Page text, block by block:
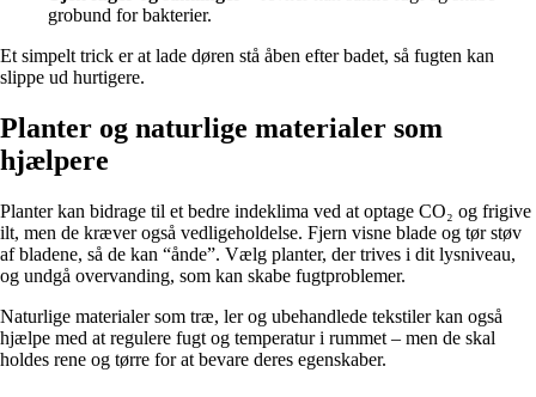
grobund for bakterier.
Et simpelt trick er at lade døren stå åben efter badet, så fugten kan
slippe ud hurtigere.
Planter og naturlige materialer som
hjælpere
Planter kan bidrage til et bedre indeklima ved at optage CO₂ og frigive
ilt, men de kræver også vedligeholdelse. Fjern visne blade og tør støv
af bladene, så de kan “ånde”. Vælg planter, der trives i dit lysniveau,
og undgå overvanding, som kan skabe fugtproblemer.
Naturlige materialer som træ, ler og ubehandlede tekstiler kan også
hjælpe med at regulere fugt og temperatur i rummet – men de skal
holdes rene og tørre for at bevare deres egenskaber.